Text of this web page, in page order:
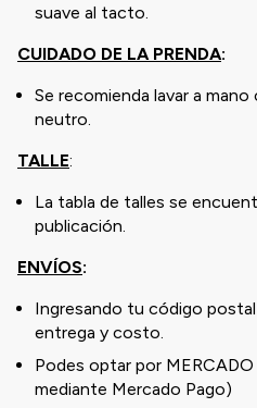
suave al tacto.
CUIDADO DE LA PRENDA:
Se recomienda lavar a
neutro.
TALLE:
La tabla de talles se
publicación.
ENVÍOS:
Ingresando tu código
entrega y costo.
Podes optar por
mediante Mercado Pago)